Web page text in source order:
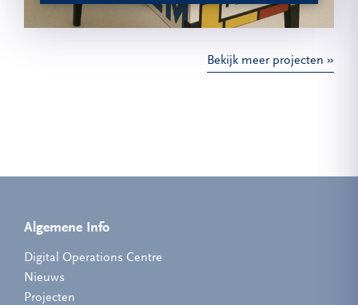
Bekijk meer projecten
Algemene Info
Digital Operations Centre
Nieuws
Projecten